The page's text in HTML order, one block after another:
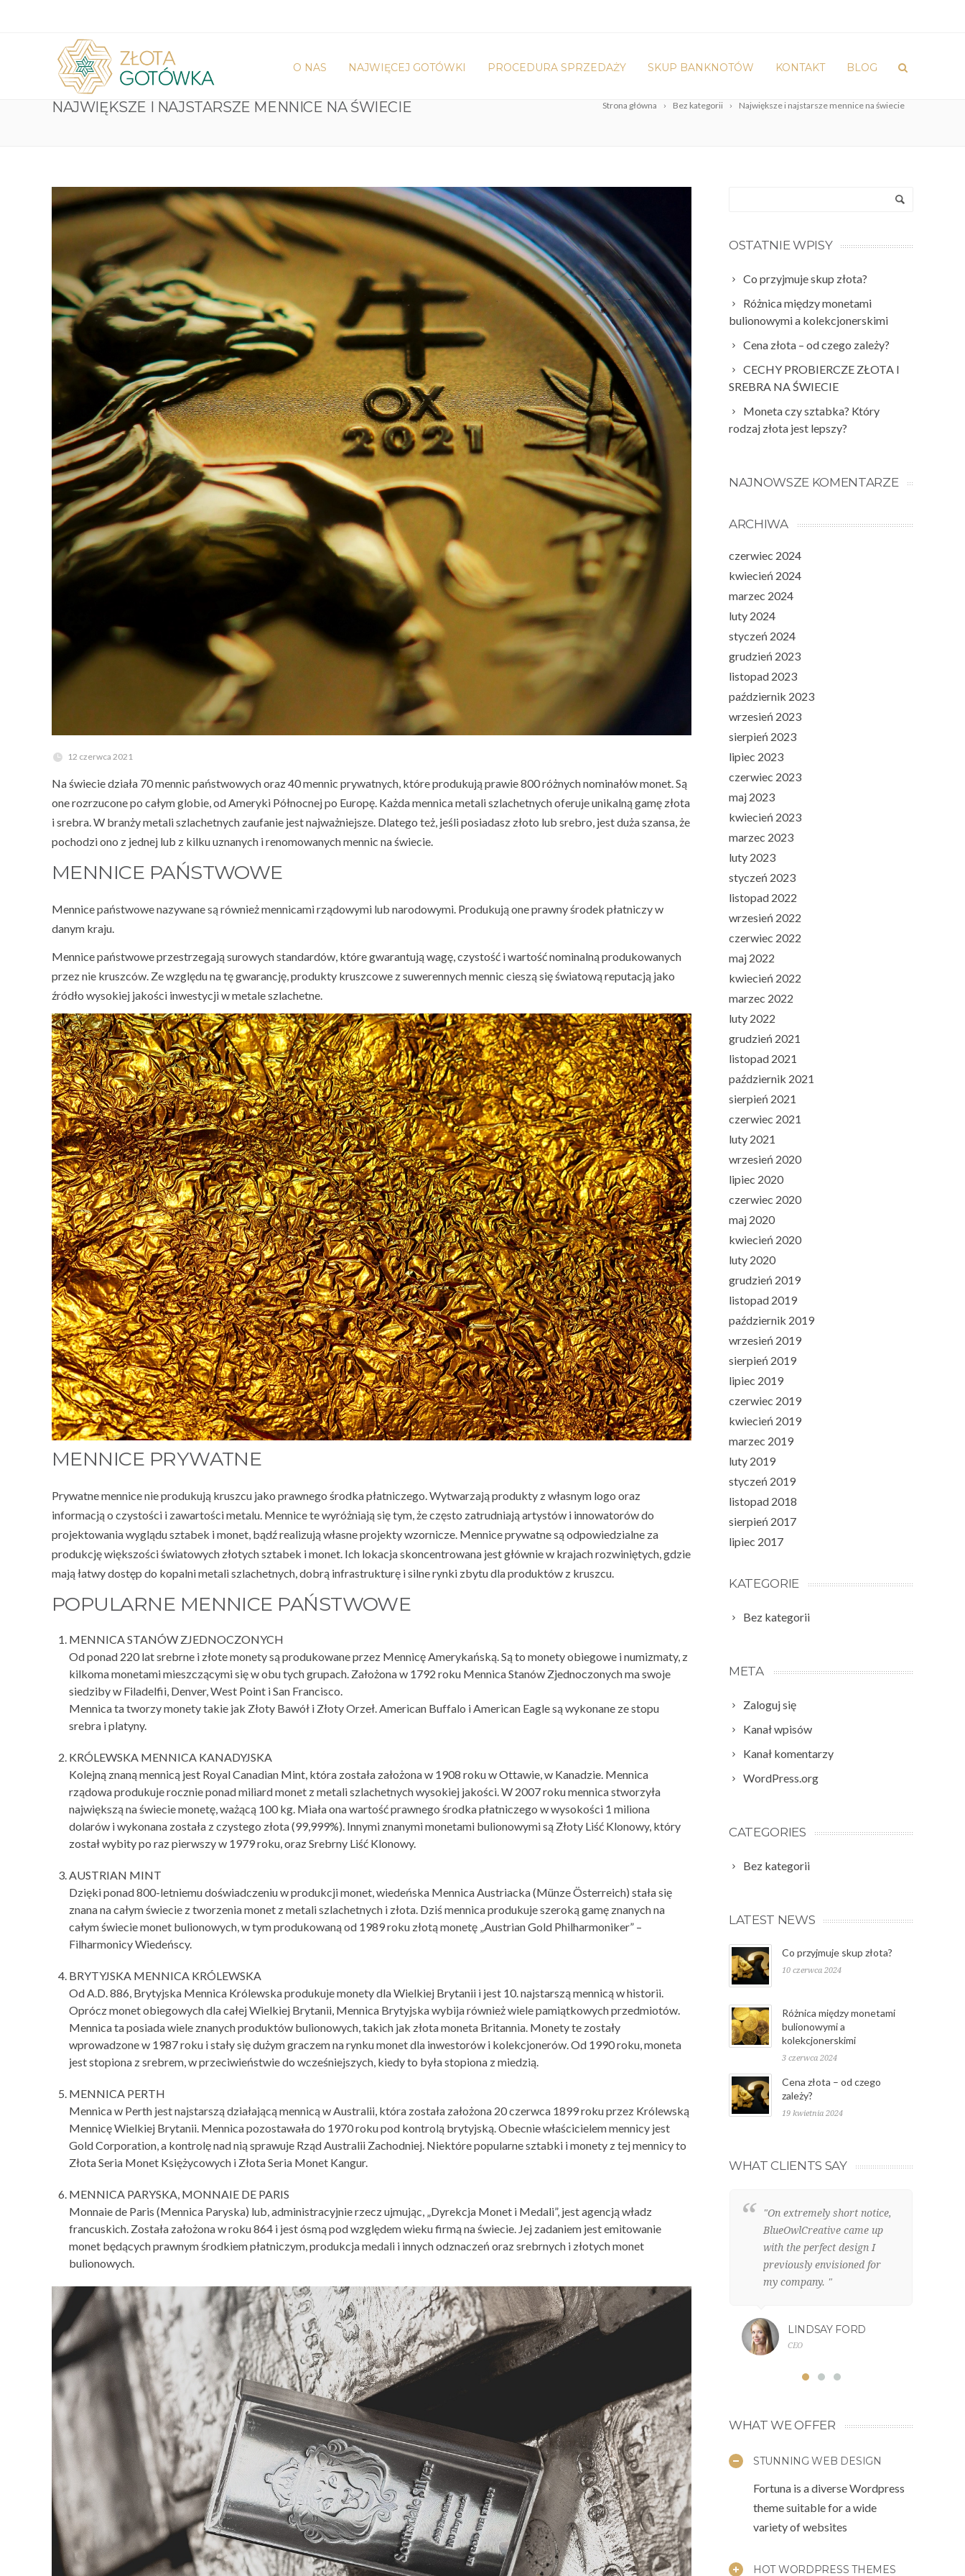
O NAS NAJWIĘCEJ GOTÓWKI PROCEDURA SPRZEDAŻY SKUP BANKNOTÓW KONTAKT BLOG
Strona główna Bez kategorii Największe i najstarsze mennice na świecie
NAJWIĘKSZE I NAJSTARSZE MENNICE NA ŚWIECIE
12 czerwca 2021
Na świecie działa 70 mennic państwowych oraz 40 mennic prywatnych, które produkują prawie 800 różnych nominałów monet. Są
one rozrzucone po całym globie, od Ameryki Północnej po Europę. Każda mennica metali szlachetnych oferuje unikalną gamę złota
i srebra. W branży metali szlachetnych zaufanie jest najważniejsze. Dlatego też, jeśli posiadasz złoto lub srebro, jest duża szansa, że
pochodzi ono z jednej lub z kilku uznanych i renomowanych mennic na świecie.
MENNICE PAŃSTWOWE
Mennice państwowe nazywane są również mennicami rządowymi lub narodowymi. Produkują one prawny środek płatniczy w
danym kraju.
Mennice państwowe przestrzegają surowych standardów, które gwarantują wagę, czystość i wartość nominalną produkowanych
przez nie kruszców. Ze względu na tę gwarancję, produkty kruszcowe z suwerennych mennic cieszą się światową reputacją jako
źródło wysokiej jakości inwestycji w metale szlachetne.
MENNICE PRYWATNE
Prywatne mennice nie produkują kruszcu jako prawnego środka płatniczego. Wytwarzają produkty z własnym logo oraz
informacją o czystości i zawartości metalu. Mennice te wyróżniają się tym, że często zatrudniają artystów i innowatorów do
projektowania wyglądu sztabek i monet, bądź realizują własne projekty wzornicze. Mennice prywatne są odpowiedzialne za
produkcję większości światowych złotych sztabek i monet. Ich lokacja skoncentrowana jest głównie w krajach rozwiniętych, gdzie
mają łatwy dostęp do kopalni metali szlachetnych, dobrą infrastrukturę i silne rynki zbytu dla produktów z kruszcu.
POPULARNE MENNICE PAŃSTWOWE
MENNICA STANÓW ZJEDNOCZONYCH
Od ponad 220 lat srebrne i złote monety są produkowane przez Mennicę Amerykańską. Są to monety obiegowe i numizmaty, z
kilkoma monetami mieszczącymi się w obu tych grupach. Założona w 1792 roku Mennica Stanów Zjednoczonych ma swoje
siedziby w Filadelfii, Denver, West Point i San Francisco.
Mennica ta tworzy monety takie jak Złoty Bawół i Złoty Orzeł. American Buffalo i American Eagle są wykonane ze stopu
srebra i platyny.
KRÓLEWSKA MENNICA KANADYJSKA
Kolejną znaną mennicą jest Royal Canadian Mint, która została założona w 1908 roku w Ottawie, w Kanadzie. Mennica
rządowa produkuje rocznie ponad miliard monet z metali szlachetnych wysokiej jakości. W 2007 roku mennica stworzyła
największą na świecie monetę, ważącą 100 kg. Miała ona wartość prawnego środka płatniczego w wysokości 1 miliona
dolarów i wykonana została z czystego złota (99,999%). Innymi znanymi monetami bulionowymi są Złoty Liść Klonowy, który
został wybity po raz pierwszy w 1979 roku, oraz Srebrny Liść Klonowy.
AUSTRIAN MINT
Dzięki ponad 800-letniemu doświadczeniu w produkcji monet, wiedeńska Mennica Austriacka (Münze Österreich) stała się
znana na całym świecie z tworzenia monet z metali szlachetnych i złota. Dziś mennica produkuje szeroką gamę znanych na
całym świecie monet bulionowych, w tym produkowaną od 1989 roku złotą monetę „Austrian Gold Philharmoniker” –
Filharmonicy Wiedeńscy.
BRYTYJSKA MENNICA KRÓLEWSKA
Od A.D. 886, Brytyjska Mennica Królewska produkuje monety dla Wielkiej Brytanii i jest 10. najstarszą mennicą w historii.
Oprócz monet obiegowych dla całej Wielkiej Brytanii, Mennica Brytyjska wybija również wiele pamiątkowych przedmiotów.
Mennica ta posiada wiele znanych produktów bulionowych, takich jak złota moneta Britannia. Monety te zostały
wprowadzone w 1987 roku i stały się dużym graczem na rynku monet dla inwestorów i kolekcjonerów. Od 1990 roku, moneta
jest stopiona z srebrem, w przeciwieństwie do wcześniejszych, kiedy to była stopiona z miedzią.
MENNICA PERTH
Mennica w Perth jest najstarszą działającą mennicą w Australii, która została założona 20 czerwca 1899 roku przez Królewską
Mennicę Wielkiej Brytanii. Mennica pozostawała do 1970 roku pod kontrolą brytyjską. Obecnie właścicielem mennicy jest
Gold Corporation, a kontrolę nad nią sprawuje Rząd Australii Zachodniej. Niektóre popularne sztabki i monety z tej mennicy to
Złota Seria Monet Księżycowych i Złota Seria Monet Kangur.
MENNICA PARYSKA, MONNAIE DE PARIS
Monnaie de Paris (Mennica Paryska) lub, administracyjnie rzecz ujmując, „Dyrekcja Monet i Medali”, jest agencją władz
francuskich. Została założona w roku 864 i jest ósmą pod względem wieku firmą na świecie. Jej zadaniem jest emitowanie
monet będących prawnym środkiem płatniczym, produkcja medali i innych odznaczeń oraz srebrnych i złotych monet
bulionowych.
OSTATNIE WPISY
Co przyjmuje skup złota?
Różnica między monetami
bulionowymi a kolekcjonerskimi
Cena złota – od czego zależy?
CECHY PROBIERCZE ZŁOTA I
SREBRA NA ŚWIECIE
Moneta czy sztabka? Który
rodzaj złota jest lepszy?
NAJNOWSZE KOMENTARZE
ARCHIWA
czerwiec 2024
kwiecień 2024
marzec 2024
luty 2024
styczeń 2024
grudzień 2023
listopad 2023
październik 2023
wrzesień 2023
sierpień 2023
lipiec 2023
czerwiec 2023
maj 2023
kwiecień 2023
marzec 2023
luty 2023
styczeń 2023
listopad 2022
wrzesień 2022
czerwiec 2022
maj 2022
kwiecień 2022
marzec 2022
luty 2022
grudzień 2021
listopad 2021
październik 2021
sierpień 2021
czerwiec 2021
luty 2021
wrzesień 2020
lipiec 2020
czerwiec 2020
maj 2020
kwiecień 2020
luty 2020
grudzień 2019
listopad 2019
październik 2019
wrzesień 2019
sierpień 2019
lipiec 2019
czerwiec 2019
kwiecień 2019
marzec 2019
luty 2019
styczeń 2019
listopad 2018
sierpień 2017
lipiec 2017
KATEGORIE
Bez kategorii
META
Zaloguj się
Kanał wpisów
Kanał komentarzy
WordPress.org
CATEGORIES
Bez kategorii
LATEST NEWS
Co przyjmuje skup złota?
10 czerwca 2024
Różnica między monetami
bulionowymi a
kolekcjonerskimi
3 czerwca 2024
Cena złota – od czego
zależy?
19 kwietnia 2024
WHAT CLIENTS SAY
"On extremely short notice,
BlueOwlCreative came up
with the perfect design I
previously envisioned for
my company. "
LINDSAY FORD
CEO
WHAT WE OFFER
STUNNING WEB DESIGN
Fortuna is a diverse Wordpress
theme suitable for a wide
variety of websites
HOT WORDPRESS THEMES